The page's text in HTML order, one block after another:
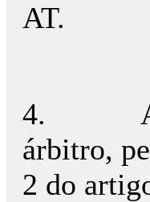
AT.
4.
árbitro,
2 do